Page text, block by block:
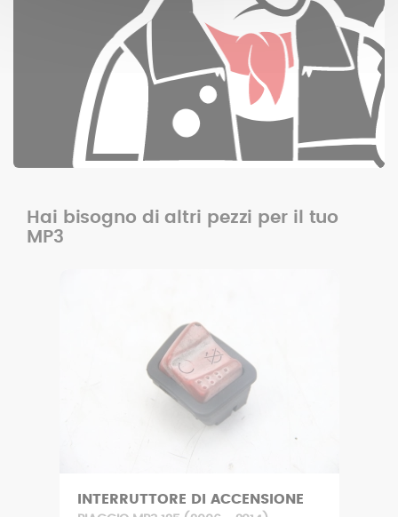
Hai bisogno di altri pezzi per il tuo
MP3
INTERRUTTORE DI ACCENSIONE